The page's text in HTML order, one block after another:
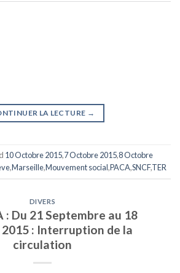
LA LECTURE →
10 Octobre 2015,7 Octobre 2015,8 Octobre
,Marseille,Mouvement social,PACA,SNCF,TER
DIVERS
: Du 21 Septembre au 18
: Interruption de la
circulation